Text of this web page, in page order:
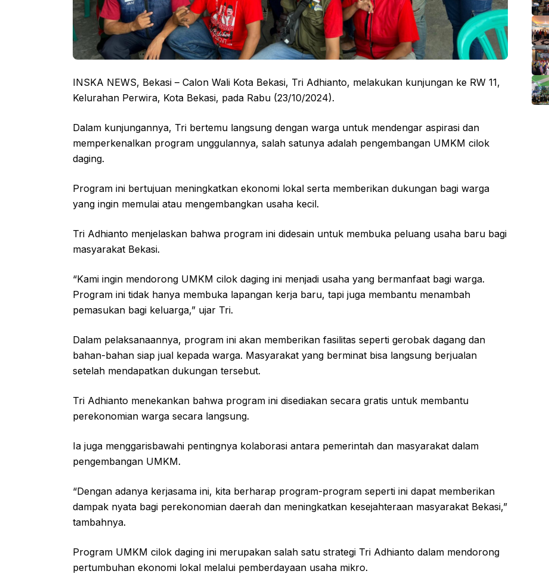
INSKA NEWS, Bekasi – Calon Wali Kota Bekasi, Tri Adhianto, melakukan kunjungan ke RW 11,
Kelurahan Perwira, Kota Bekasi, pada Rabu (23/10/2024).
Dalam kunjungannya, Tri bertemu langsung dengan warga untuk mendengar aspirasi dan
memperkenalkan program unggulannya, salah satunya adalah pengembangan UMKM cilok
daging.
Program ini bertujuan meningkatkan ekonomi lokal serta memberikan dukungan bagi warga
yang ingin memulai atau mengembangkan usaha kecil.
Tri Adhianto menjelaskan bahwa program ini didesain untuk membuka peluang usaha baru bagi
masyarakat Bekasi.
“Kami ingin mendorong UMKM cilok daging ini menjadi usaha yang bermanfaat bagi warga.
Program ini tidak hanya membuka lapangan kerja baru, tapi juga membantu menambah
pemasukan bagi keluarga,” ujar Tri.
Dalam pelaksanaannya, program ini akan memberikan fasilitas seperti gerobak dagang dan
bahan-bahan siap jual kepada warga. Masyarakat yang berminat bisa langsung berjualan
setelah mendapatkan dukungan tersebut.
Tri Adhianto menekankan bahwa program ini disediakan secara gratis untuk membantu
perekonomian warga secara langsung.
Ia juga menggarisbawahi pentingnya kolaborasi antara pemerintah dan masyarakat dalam
pengembangan UMKM.
“Dengan adanya kerjasama ini, kita berharap program-program seperti ini dapat memberikan
dampak nyata bagi perekonomian daerah dan meningkatkan kesejahteraan masyarakat Bekasi,”
tambahnya.
Program UMKM cilok daging ini merupakan salah satu strategi Tri Adhianto dalam mendorong
pertumbuhan ekonomi lokal melalui pemberdayaan usaha mikro.